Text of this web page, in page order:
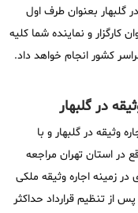
گلبهار بعنوان طرف اول
کارگزار و نماینده شما کلیه
کشور انجام خواهد داد.
در گلبهار
وثیقه در گلبهار و با
در استان تهران مراجعه
زمینه اجاره وثیقه ملکی
از تنظیم قرارداد حداکثر